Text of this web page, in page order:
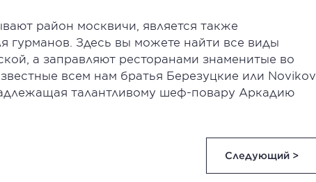
район москвичи, является также
гурманов. Здесь вы можете найти все виды
а заправляют ресторанами знаменитые во
всем нам братья Березуцкие или Novikov
талантливому шеф-повару Аркадию
Следующий >